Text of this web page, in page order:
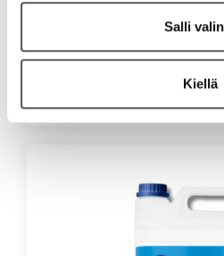
Salli
Kiellä
Kiilto MD Restia
Lisää